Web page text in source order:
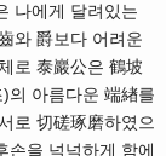
나에게 달려있는
와 爵보다 어려운
로 泰巖公은 鶴坡
의 아름다운 端緖를
로 切磋琢磨하였으
손을 넉넉하게 함에